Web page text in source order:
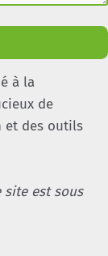
à la
de
et des outils
site est sous